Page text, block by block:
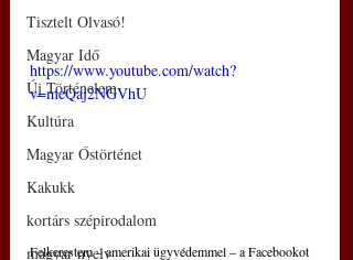
Tisztelt Olvasó!
Magyar Idő
Új Történelem
Kultúra
Magyar Őstörténet
Kakukk
kortárs szépirodalom
magyar nyelv
https://www.youtube.com/watch?
v=meQaj2NGVhU
Felkerestem – amerikai ügyvédemmel – a Facebookot